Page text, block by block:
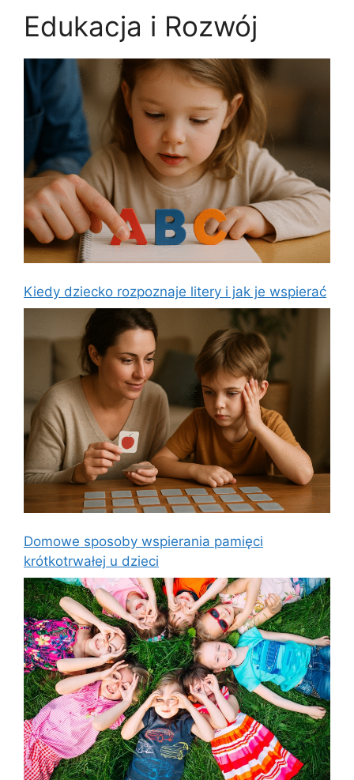
Edukacja i Rozwój
Kiedy dziecko rozpoznaje litery i jak je wspierać
Domowe sposoby wspierania pamięci
krótkotrwałej u dzieci